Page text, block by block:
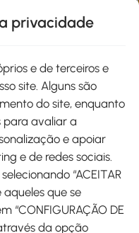
privacidade
e de terceiros e
site. Alguns são
do site, enquanto
para avaliar a
e apoiar
e de redes sociais.
“ACEITAR
que se
“CONFIGURAÇÃO DE
da opção